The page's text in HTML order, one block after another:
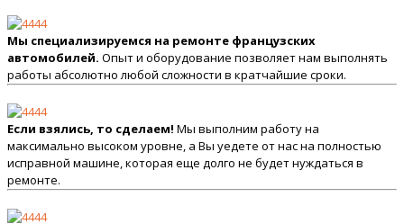
Мы специализируемся на ремонте французских
автомобилей. Опыт и оборудование позволяет нам выполнять
работы абсолютно любой сложности в кратчайшие сроки.
Если взялись, то сделаем! Мы выполним работу на
максимально высоком уровне, а Вы уедете от нас на полностью
исправной машине, которая еще долго не будет нуждаться в
ремонте.